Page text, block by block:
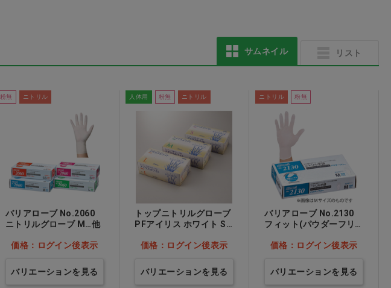
サムネイル リスト
粉無 ニトリル
バリアローブ No.2060
ニトリルグローブ M…他
価格：ログイン後表示
バリエーションを見る
人体用 粉無 ニトリル
トップニトリルグローブ
PFアイリス ホワイト S…
価格：ログイン後表示
バリエーションを見る
ニトリル 粉無
バリアローブ No.2130
フィット(パウダーフリ
価格：ログイン後表示
バリエーションを見る